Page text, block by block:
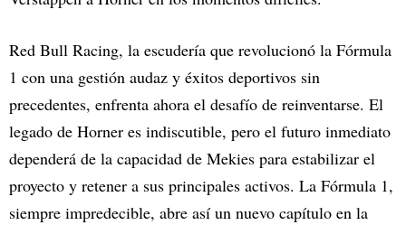
Red Bull Racing, la escudería que revolucionó la Fórmula
1 con una gestión audaz y éxitos deportivos sin
precedentes, enfrenta ahora el desafío de reinventarse. El
legado de Horner es indiscutible, pero el futuro inmediato
dependerá de la capacidad de Mekies para estabilizar el
proyecto y retener a sus principales activos. La Fórmula 1,
siempre impredecible, abre así un nuevo capítulo en la